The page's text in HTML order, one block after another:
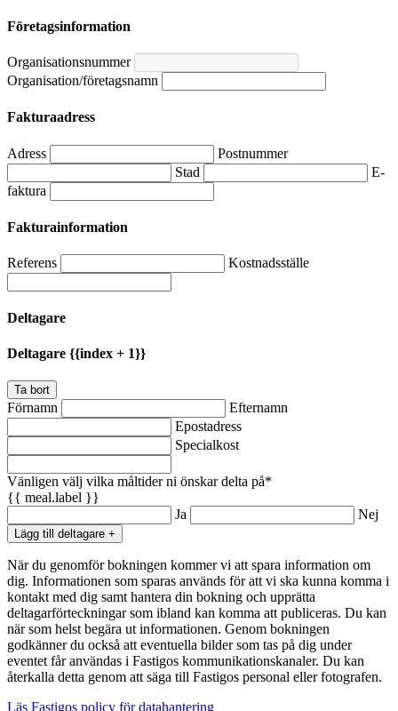
Företagsinformation
Organisationsnummer
Organisation/företagsnamn
Fakturaadress
Adress
Postnummer
Stad
E-
faktura
Fakturainformation
Referens Kostnadsställe
Deltagare
Deltagare {{index + 1}}
Ta bort
Förnamn
Efternamn
Epostadress
Specialkost
Vänligen välj vilka måltider ni önskar delta på*
{{ meal.label }}
Ja
Nej
Lägg till deltagare +
När du genomför bokningen kommer vi att spara information om
dig. Informationen som sparas används för att vi ska kunna komma i
kontakt med dig samt hantera din bokning och upprätta
deltagarförteckningar som ibland kan komma att publiceras. Du kan
när som helst begära ut informationen. Genom bokningen
godkänner du också att eventuella bilder som tas på dig under
eventet får användas i Fastigos kommunikationskanaler. Du kan
återkalla detta genom att säga till Fastigos personal eller fotografen.
Läs Fastigos policy för datahantering